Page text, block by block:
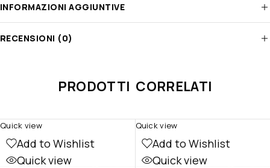
INFORMAZIONI AGGIUNTIVE
RECENSIONI (0)
PRODOTTI CORRELATI
Add to Wishlist
Quick view
Quick view
Add to Wishlist
Quick view
Quick view